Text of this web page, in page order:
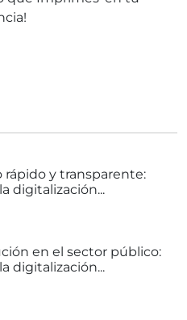
rápido y transparente:
digitalización...
en el sector público:
digitalización...